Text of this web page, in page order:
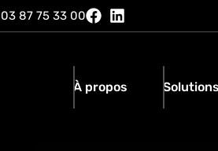
03 87 75 33 00
À propos